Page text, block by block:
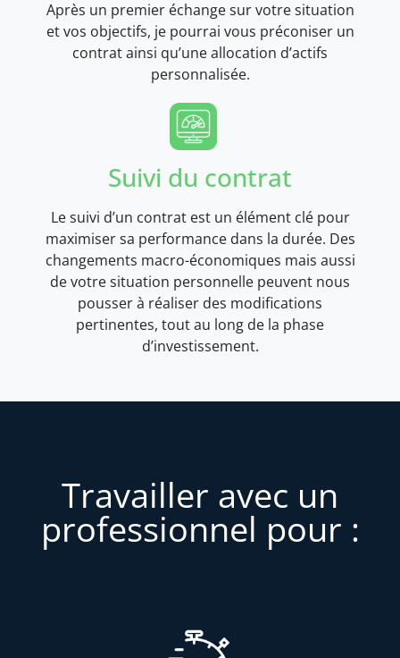
Après un premier échange sur votre situation
et vos objectifs, je pourrai vous préconiser un
contrat ainsi qu’une allocation d’actifs
personnalisée.
Suivi du contrat
Le suivi d’un contrat est un élément clé pour
maximiser sa performance dans la durée. Des
changements macro-économiques mais aussi
de votre situation personnelle peuvent nous
pousser à réaliser des modifications
pertinentes, tout au long de la phase
d’investissement.
Travailler avec un
professionnel pour :